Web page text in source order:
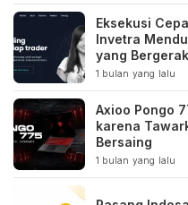
Eksekusi
Invetra
yang
1 bulan yang lalu
Axioo Pongo
karena
Bersaing
1 bulan yang lalu